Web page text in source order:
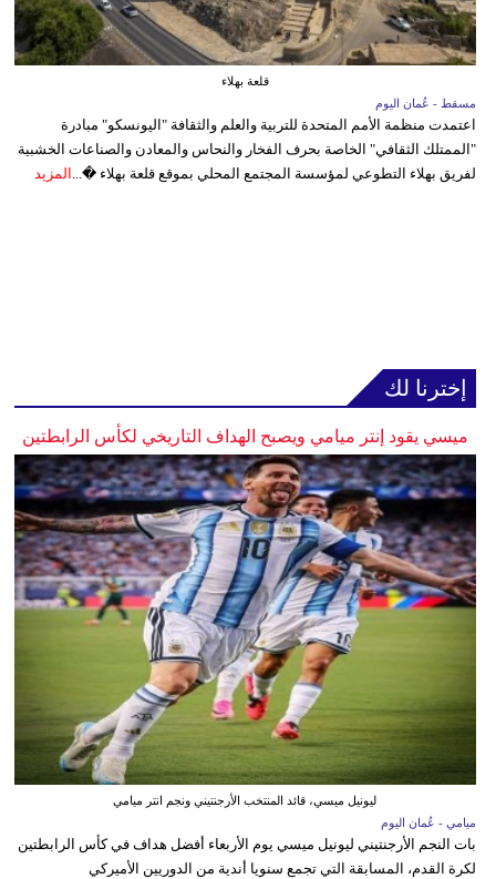
قلعة بهلاء
مسقط - عُمان اليوم
اعتمدت منظمة الأمم المتحدة للتربية والعلم والثقافة "اليونسكو" مبادرة
"الممتلك الثقافي" الخاصة بحرف الفخار والنحاس والمعادن والصناعات الخشبية
لفريق بهلاء التطوعي لمؤسسة المجتمع المحلي بموقع قلعة بهلاء �... المزيد
إخترنا لك
ميسي يقود إنتر ميامي ويصبح الهداف التاريخي لكأس الرابطتين
ليونيل ميسي، قائد المنتخب الأرجنتيني ونجم انتر ميامي
ميامي - عُمان اليوم
بات النجم الأرجنتيني ليونيل ميسي يوم الأربعاء أفضل هداف في كأس الرابطتين
لكرة القدم، المسابقة التي تجمع سنويا أندية من الدوريين الأميركي